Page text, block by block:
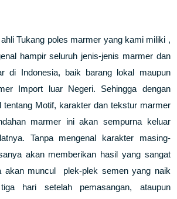
Tukang poles marmer yang kami miliki ,
hampir seluruh jenis-jenis marmer dan
di Indonesia, baik barang lokal maupun
Import luar Negeri. Sehingga dengan
tentang Motif, karakter dan tekstur marmer
marmer ini akan sempurna keluar
Tanpa mengenal karakter masing-
akan memberikan hasil yang sangat
akan muncul plek-plek semen yang naik
hari setelah pemasangan, ataupun